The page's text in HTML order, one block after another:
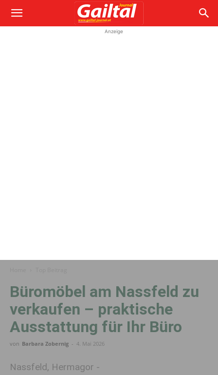
Anzeige
Büromöbel am Nassfeld zu
verkaufen – praktische
Ausstattung für Ihr Büro
von Barbara Zobernig - 4. Mai 2026
Nassfeld, Hermagor -